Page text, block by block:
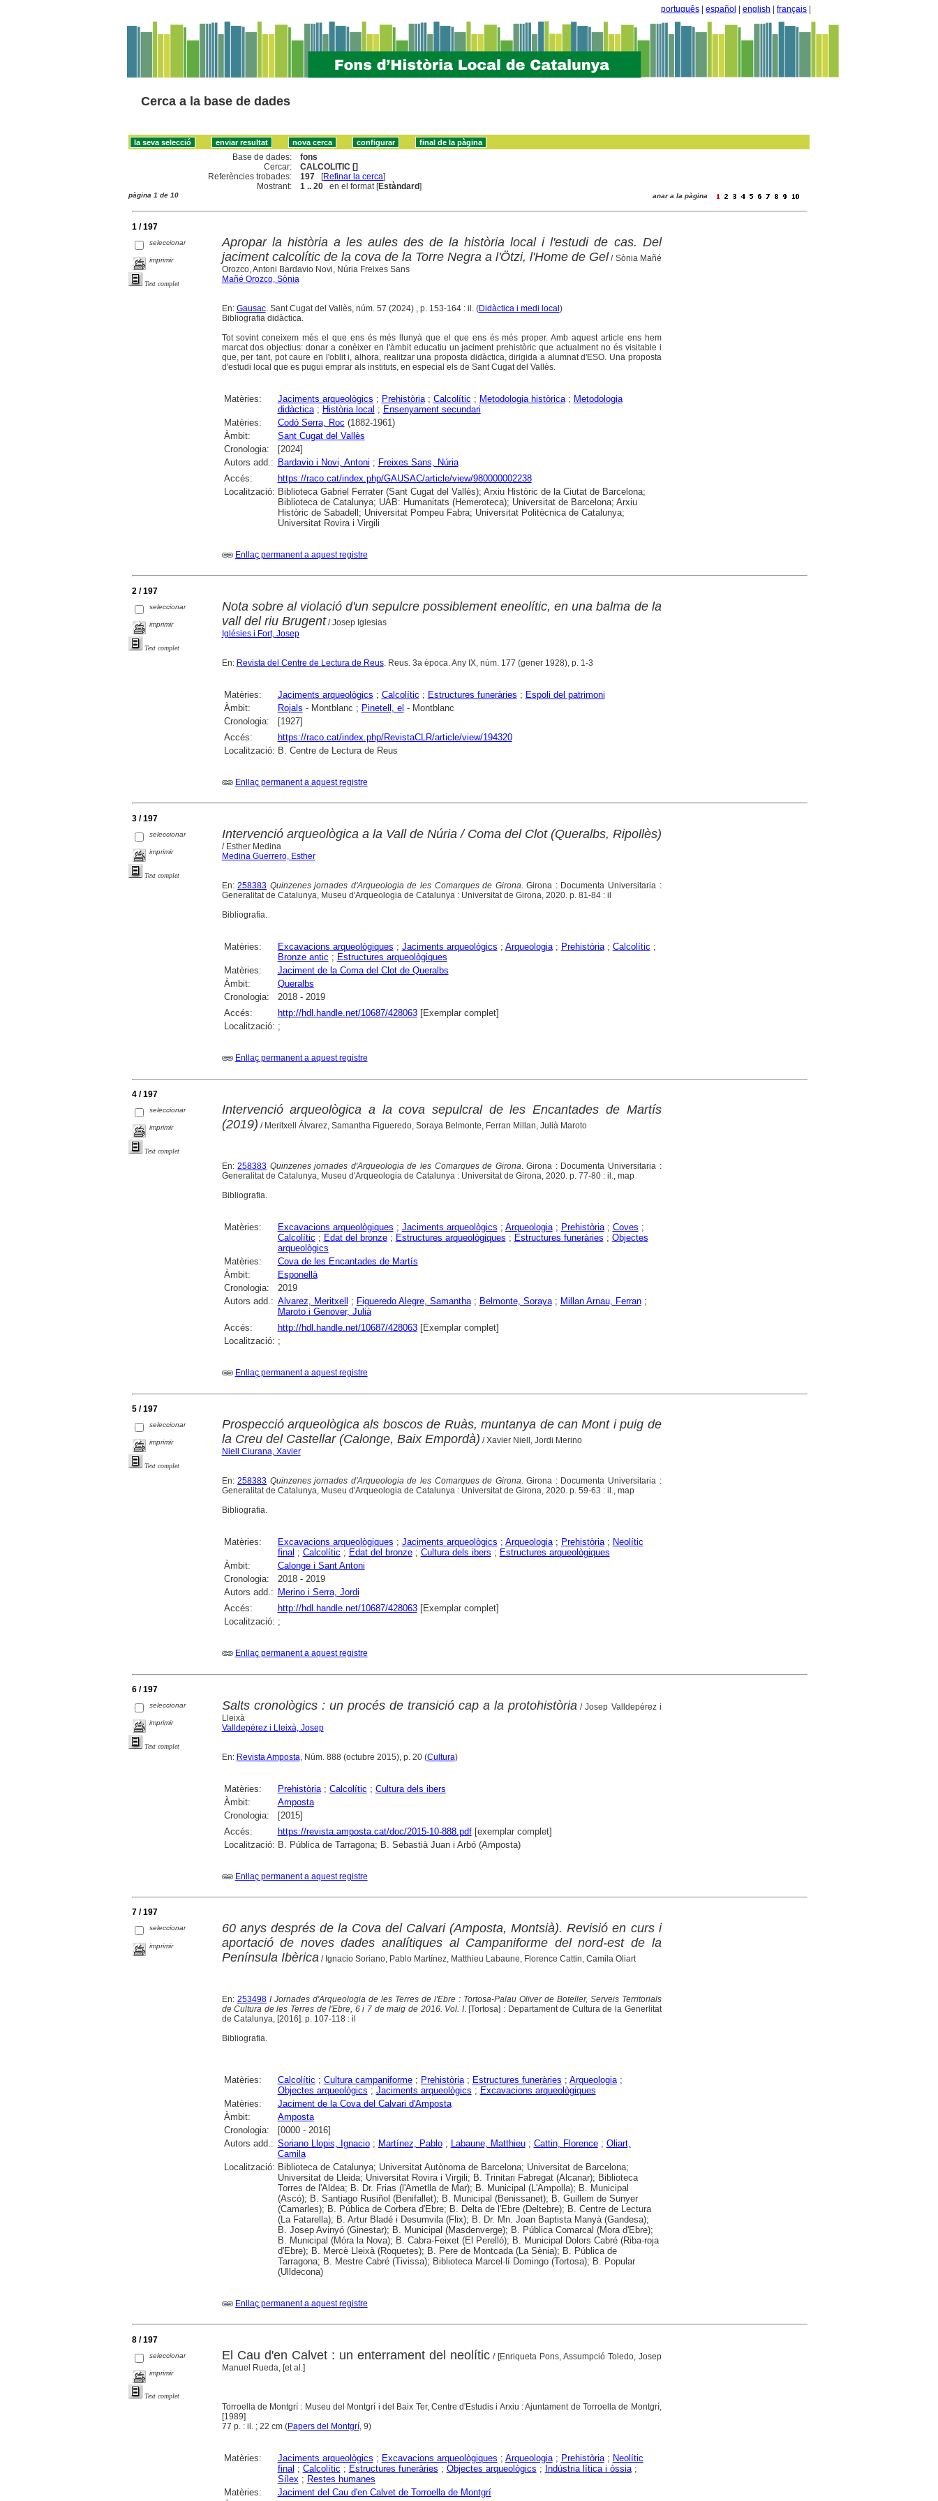
português español english français
Cerca a la base de dades
Base de dades:
fons
Cercar:
CALCOLITIC []
Referències trobades:
197 [Refinar la cerca]
Mostrant:
1 .. 20 en el format [Estàndard]
pàgina 1 de 10 anar a la pàgina
1 / 197
seleccionar
imprimir
Text complet
Apropar la història a les aules des de la història local i l'estudi de cas. Del
jaciment calcolític de la cova de la Torre Negra a l'Ötzi, l'Home de Gel/ Sònia Mañé
Orozco, Antoni Bardavio Novi, Núria Freixes Sans
Mañé Orozco, Sònia
En: Gausac. Sant Cugat del Vallès, núm. 57 (2024) , p. 153-164 : il. (Didàctica i medi local)
Bibliografia didàctica.
Tot sovint coneixem més el que ens és més llunyà que el que ens és més proper. Amb aquest article ens hem
marcat dos objectius: donar a conèixer en l'àmbit educatiu un jaciment prehistòric que actualment no és visitable i
que, per tant, pot caure en l'oblit i, alhora, realitzar una proposta didàctica, dirigida a alumnat d'ESO. Una proposta
d'estudi local que es pugui emprar als instituts, en especial els de Sant Cugat del Vallès.
Matèries: Jaciments arqueològics ; Prehistòria; Calcolític ; Metodologia històrica; Metodologia
didàctica; Història local ; Ensenyament secundari
Matèries:
Codó Serra, Roc (1882-1961)
Àmbit:
Sant Cugat del Vallès
Cronologia:
[2024]
Autors add.: Bardavio i Novi, Antoni ; Freixes Sans, Núria
Accés:
https://raco.cat/index.php/GAUSAC/article/view/980000002238
Localització: Biblioteca Gabriel Ferrater (Sant Cugat del Vallès); Arxiu Històric de la Ciutat de Barcelona;
Biblioteca de Catalunya; UAB: Humanitats (Hemeroteca); Universitat de Barcelona; Arxiu
Històric de Sabadell; Universitat Pompeu Fabra; Universitat Politècnica de Catalunya;
Universitat Rovira i Virgili
Enllaç permanent a aquest registre
2 / 197
seleccionar
imprimir
Text complet
Nota sobre al violació d'un sepulcre possiblement eneolític, en una balma de la
vall del riu Brugent/ Josep Iglesias
Iglésies i Fort, Josep
En: Revista del Centre de Lectura de Reus. Reus. 3a època. Any IX, núm. 177 (gener 1928), p. 1-3
Matèries: Jaciments arqueològics ; Calcolític ; Estructures funeràries ; Espoli del patrimoni
Àmbit:
Rojals - Montblanc ; Pinetell, el - Montblanc
Cronologia:
[1927]
Accés:
https://raco.cat/index.php/RevistaCLR/article/view/194320
Localització: B. Centre de Lectura de Reus
Enllaç permanent a aquest registre
3 / 197
seleccionar
imprimir
Text complet
Intervenció arqueològica a la Vall de Núria / Coma del Clot (Queralbs, Ripollès)
/ Esther Medina
Medina Guerrero, Esther
En:258383 Quinzenes jornades d'Arqueologia de les Comarques de Girona. Girona : Documenta Universitaria :
Generalitat de Catalunya, Museu d'Arqueologia de Catalunya : Universitat de Girona, 2020. p. 81-84 : il
Bibliografia.
Matèries: Excavacions arqueològiques ; Jaciments arqueològics ; Arqueologia; Prehistòria; Calcolític ;
Bronze antic ; Estructures arqueològiques
Matèries:
Jaciment de la Coma del Clot de Queralbs
Àmbit:
Queralbs
Cronologia:
2018 - 2019
Accés:
http://hdl.handle.net/10687/428063[Exemplar complet]
Localització: ;
Enllaç permanent a aquest registre
4 / 197
seleccionar
imprimir
Text complet
Intervenció arqueològica a la cova sepulcral de les Encantades de Martís
(2019) / Meritxell Álvarez, Samantha Figueredo, Soraya Belmonte, Ferran Millan, Julià Maroto
En:258383 Quinzenes jornades d'Arqueologia de les Comarques de Girona. Girona : Documenta Universitaria :
Generalitat de Catalunya, Museu d'Arqueologia de Catalunya : Universitat de Girona, 2020. p. 77-80 : il., map
Bibliografia.
Matèries: Excavacions arqueològiques ; Jaciments arqueològics ; Arqueologia; Prehistòria; Coves ;
Calcolític ; Edat del bronze; Estructures arqueològiques ; Estructures funeràries ; Objectes
arqueològics
Matèries:
Cova de les Encantades de Martís
Àmbit:
Esponellà
Cronologia:
2019
Autors add.: Alvarez, Meritxell ; Figueredo Alegre, Samantha; Belmonte, Soraya; Millan Arnau, Ferran;
Maroto i Genover, Julià
Accés:
http://hdl.handle.net/10687/428063[Exemplar complet]
Localització: ;
Enllaç permanent a aquest registre
5 / 197
seleccionar
imprimir
Text complet
Prospecció arqueològica als boscos de Ruàs, muntanya de can Mont i puig de
la Creu del Castellar (Calonge, Baix Empordà) / Xavier Niell, Jordi Merino
Niell Ciurana, Xavier
En:258383 Quinzenes jornades d'Arqueologia de les Comarques de Girona. Girona : Documenta Universitaria :
Generalitat de Catalunya, Museu d'Arqueologia de Catalunya : Universitat de Girona, 2020. p. 59-63 : il., map
Bibliografia.
Matèries: Excavacions arqueològiques ; Jaciments arqueològics ; Arqueologia; Prehistòria; Neolític
final ; Calcolític ; Edat del bronze; Cultura dels ibers ; Estructures arqueològiques
Àmbit:
Calonge i Sant Antoni
Cronologia:
2018 - 2019
Autors add.: Merino i Serra, Jordi
Accés:
http://hdl.handle.net/10687/428063[Exemplar complet]
Localització: ;
Enllaç permanent a aquest registre
6 / 197
seleccionar
imprimir
Text complet
Salts cronològics : un procés de transició cap a la protohistòria / Josep Valldepérez i
Lleixà
Valldepérez i Lleixà, Josep
En: Revista Amposta , Núm. 888 (octubre 2015), p. 20 (Cultura)
Matèries: Prehistòria; Calcolític ; Cultura dels ibers
Àmbit:
Amposta
Cronologia:
[2015]
Accés:
https://revista.amposta.cat/doc/2015-10-888.pdf[exemplar complet]
Localització: B. Pública de Tarragona; B. Sebastià Juan i Arbó (Amposta)
Enllaç permanent a aquest registre
7 / 197
seleccionar
imprimir
60 anys després de la Cova del Calvari (Amposta, Montsià). Revisió en curs i
aportació de noves dades analítiques al Campaniforme del nord-est de la
Península Ibèrica / Ignacio Soriano, Pablo Martínez, Matthieu Labaune, Florence Cattin, Camila Oliart
En: 253498 I Jornades d'Arqueologia de les Terres de l'Ebre : Tortosa-Palau Oliver de Boteller, Serveis Territorials
de Cultura de les Terres de l'Ebre, 6 i 7 de maig de 2016. Vol. I. [Tortosa] : Departament de Cultura de la Generlitat
de Catalunya, [2016]. p. 107-118 : il
Bibliografia.
Matèries: Calcolític ; Cultura campaniforme; Prehistòria; Estructures funeràries ; Arqueologia;
Objectes arqueològics ; Jaciments arqueològics ; Excavacions arqueològiques
Matèries:
Jaciment de la Cova del Calvari d'Amposta
Àmbit:
Amposta
Cronologia:
[0000 - 2016]
Autors add.: Soriano Llopis, Ignacio; Martínez, Pablo; Labaune, Matthieu; Cattin, Florence; Oliart,
Camila
Localització: Biblioteca de Catalunya; Universitat Autònoma de Barcelona; Universitat de Barcelona;
Universitat de Lleida; Universitat Rovira i Virgili; B. Trinitari Fabregat (Alcanar); Biblioteca
Torres de l'Aldea; B. Dr. Frias (l'Ametlla de Mar); B. Municipal (L'Ampolla); B. Municipal
(Ascó); B. Santiago Rusiñol (Benifallet); B. Municipal (Benissanet); B. Guillem de Sunyer
(Camarles); B. Pública de Corbera d'Ebre; B. Delta de l'Ebre (Deltebre); B. Centre de Lectura
(La Fatarella); B. Artur Bladé i Desumvila (Flix); B. Dr. Mn. Joan Baptista Manyà (Gandesa);
B. Josep Avinyó (Ginestar); B. Municipal (Masdenverge); B. Pública Comarcal (Mora d'Ebre);
B. Municipal (Móra la Nova); B. Cabra-Feixet (El Perelló); B. Municipal Dolors Cabré (Riba-roja
d'Ebre); B. Mercè Lleixà (Roquetes); B. Pere de Montcada (La Sènia); B. Pública de
Tarragona; B. Mestre Cabré (Tivissa); Biblioteca Marcel·lí Domingo (Tortosa); B. Popular
(Ulldecona)
Enllaç permanent a aquest registre
8 / 197
seleccionar
imprimir
Text complet
El Cau d'en Calvet : un enterrament del neolític/ [Enriqueta Pons, Assumpció Toledo, Josep
Manuel Rueda, [et al.]
Torroella de Montgrí : Museu del Montgrí i del Baix Ter, Centre d'Estudis i Arxiu : Ajuntament de Torroella de Montgrí,
[1989]
77 p. : il. ; 22 cm (Papers del Montgrí, 9)
Matèries: Jaciments arqueològics ; Excavacions arqueològiques ; Arqueologia; Prehistòria; Neolític
final ; Calcolític ; Estructures funeràries ; Objectes arqueològics ; Indústria lítica i òssia;
Sílex ; Restes humanes
Matèries:
Jaciment del Cau d'en Calvet de Torroella de Montgrí